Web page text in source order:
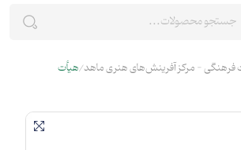
فرهنگی - مرکز آفرینش‌های هنری ماهد هیأت